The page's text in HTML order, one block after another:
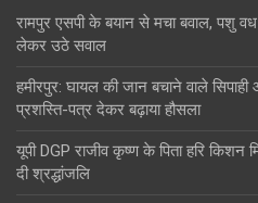
रामपुर एसपी के बयान से मचा बवाल, पशु
लेकर उठे सवाल
हमीरपुर: घायल की जान बचाने वाले सिपाही
प्रशस्ति-पत्र देकर बढ़ाया हौसला
यूपी DGP राजीव कृष्ण के पिता हरि किशन
दी श्रद्धांजलि